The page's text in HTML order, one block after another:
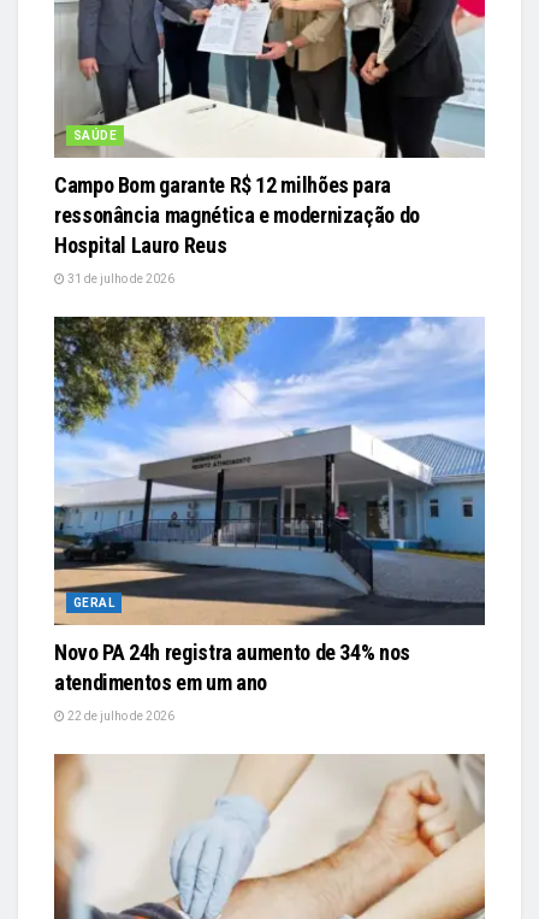
SAÚDE
Campo Bom garante R$ 12 milhões para
ressonância magnética e modernização do
Hospital Lauro Reus
31 de julho de 2026
GERAL
Novo PA 24h registra aumento de 34% nos
atendimentos em um ano
22 de julho de 2026